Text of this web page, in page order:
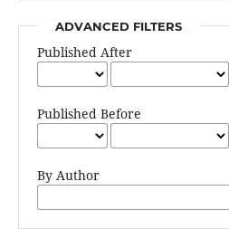
ADVANCED FILTERS
Published After
Published Before
By Author